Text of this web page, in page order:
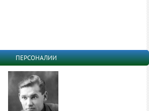
ПЕРСОНАЛИИ